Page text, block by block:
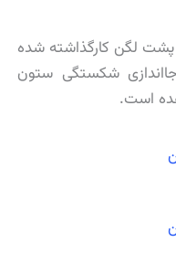
لگن کارگذاشته شده
شکستگی ستون
است.